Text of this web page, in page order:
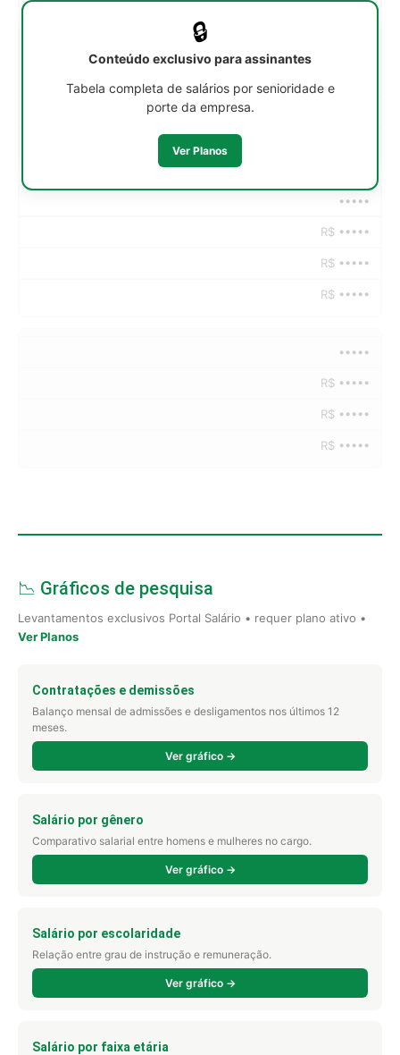
•••••
R$ •••••
R$ •••••
R$ •••••
•••••
R$ •••••
R$ •••••
R$ •••••
🔒
Conteúdo exclusivo para assinantes
Tabela completa de salários por senioridade e
porte da empresa.
Ver Planos
📉 Gráficos de pesquisa
Levantamentos exclusivos Portal Salário • requer plano ativo •
Ver Planos
Contratações e demissões
Balanço mensal de admissões e desligamentos nos últimos 12
meses.
Ver gráfico →
Salário por gênero
Comparativo salarial entre homens e mulheres no cargo.
Ver gráfico →
Salário por escolaridade
Relação entre grau de instrução e remuneração.
Ver gráfico →
Salário por faixa etária